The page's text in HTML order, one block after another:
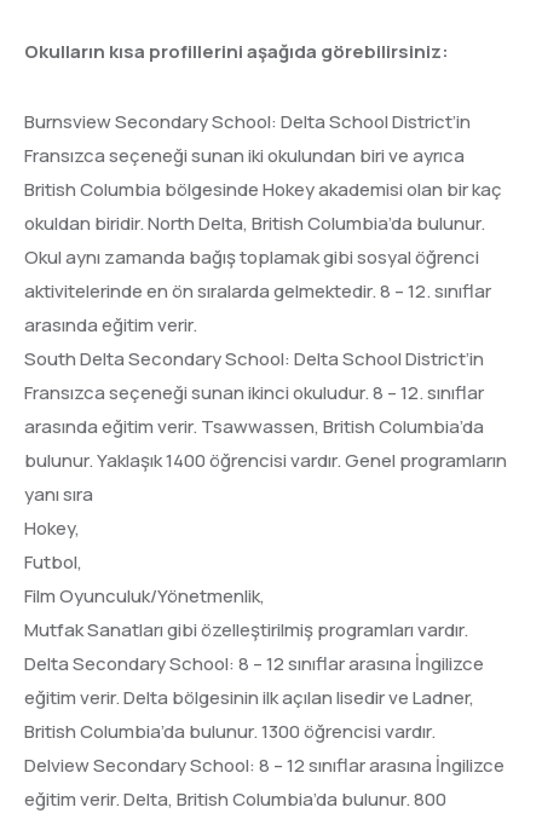
Okulların kısa profillerini aşağıda görebilirsiniz:
Burnsview Secondary School: Delta School District’in
Fransızca seçeneği sunan iki okulundan biri ve ayrıca
British Columbia bölgesinde Hokey akademisi olan bir kaç
okuldan biridir. North Delta, British Columbia’da bulunur.
Okul aynı zamanda bağış toplamak gibi sosyal öğrenci
aktivitelerinde en ön sıralarda gelmektedir. 8 – 12. sınıflar
arasında eğitim verir.
South Delta Secondary School: Delta School District’in
Fransızca seçeneği sunan ikinci okuludur. 8 – 12. sınıflar
arasında eğitim verir. Tsawwassen, British Columbia’da
bulunur. Yaklaşık 1400 öğrencisi vardır. Genel programların
yanı sıra
Hokey,
Futbol,
Film Oyunculuk/Yönetmenlik,
Mutfak Sanatları gibi özelleştirilmiş programları vardır.
Delta Secondary School: 8 – 12 sınıflar arasına İngilizce
eğitim verir. Delta bölgesinin ilk açılan lisedir ve Ladner,
British Columbia’da bulunur. 1300 öğrencisi vardır.
Delview Secondary School: 8 – 12 sınıflar arasına İngilizce
eğitim verir. Delta, British Columbia’da bulunur. 800